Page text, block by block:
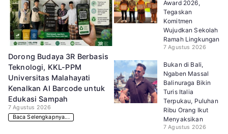
Dorong Budaya 3R Berbasis
Teknologi, KKL-PPM
Universitas Malahayati
Kenalkan AI Barcode untuk
Edukasi Sampah
7 Agustus 2026
Baca Selengkapnya...
Award 2026,
Tegaskan
Komitmen
Wujudkan Sekolah
Ramah Lingkungan
7 Agustus 2026
Bukan di Bali,
Ngaben Massal
Balinuraga Bikin
Turis Italia
Terpukau, Puluhan
Ribu Orang Ikut
Menyaksikan
7 Agustus 2026